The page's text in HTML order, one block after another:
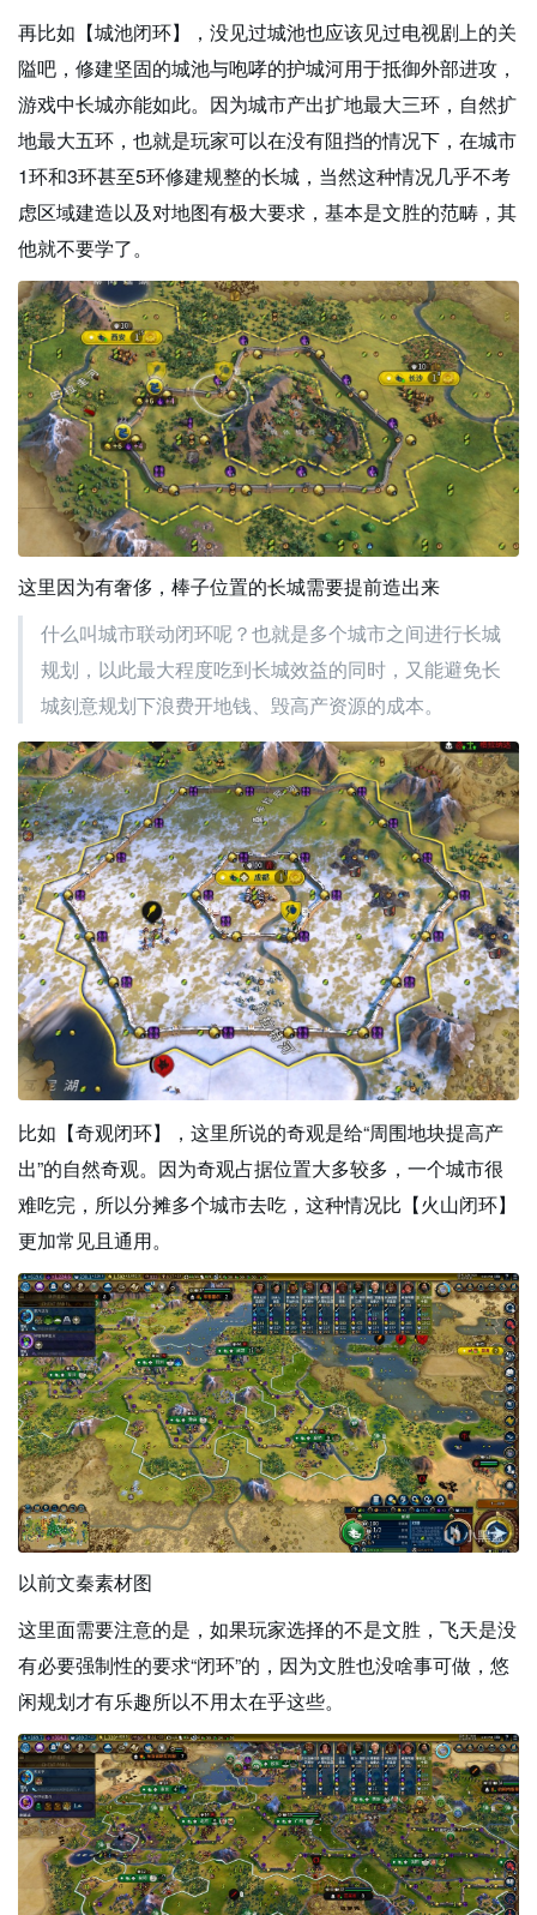
再比如【城池闭环】，没见过城池也应该见过电视剧上的关
隘吧，修建坚固的城池与咆哮的护城河用于抵御外部进攻，
游戏中长城亦能如此。因为城市产出扩地最大三环，自然扩
地最大五环，也就是玩家可以在没有阻挡的情况下，在城市
1环和3环甚至5环修建规整的长城，当然这种情况几乎不考
虑区域建造以及对地图有极大要求，基本是文胜的范畴，其
他就不要学了。
这里因为有奢侈，棒子位置的长城需要提前造出来
什么叫城市联动闭环呢？也就是多个城市之间进行长城
规划，以此最大程度吃到长城效益的同时，又能避免长
城刻意规划下浪费开地钱、毁高产资源的成本。
比如【奇观闭环】，这里所说的奇观是给“周围地块提高产
出”的自然奇观。因为奇观占据位置大多较多，一个城市很
难吃完，所以分摊多个城市去吃，这种情况比【火山闭环】
更加常见且通用。
以前文秦素材图
这里面需要注意的是，如果玩家选择的不是文胜，飞天是没
有必要强制性的要求“闭环”的，因为文胜也没啥事可做，悠
闲规划才有乐趣所以不用太在乎这些。